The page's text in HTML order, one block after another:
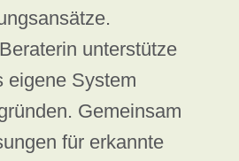
unterstütze
eigene System
Gemeinsam
für erkannte